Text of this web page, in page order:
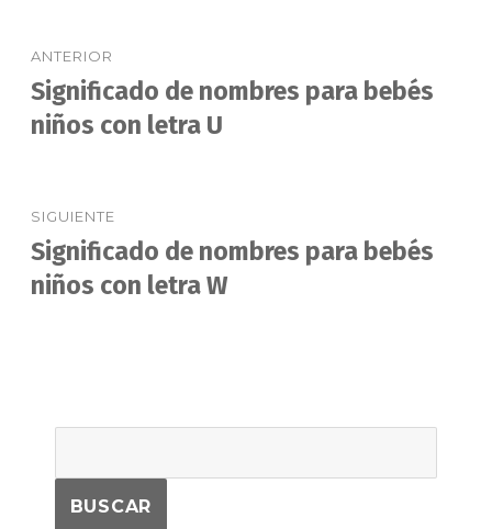
de
entradas
ANTERIOR
Entrada
anterior:
Significado de nombres para bebés
niños con letra U
SIGUIENTE
Entrada
siguiente:
Significado de nombres para bebés
niños con letra W